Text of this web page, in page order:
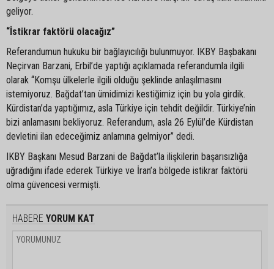
geliyor.
“İstikrar faktörü olacağız”
Referandumun hukuku bir bağlayıcılığı bulunmuyor. IKBY Başbakanı
Neçirvan Barzani, Erbil’de yaptığı açıklamada referandumla ilgili
olarak “Komşu ülkelerle ilgili olduğu şeklinde anlaşılmasını
istemiyoruz. Bağdat’tan ümidimizi kestiğimiz için bu yola girdik.
Kürdistan’da yaptığımız, asla Türkiye için tehdit değildir. Türkiye’nin
bizi anlamasını bekliyoruz. Referandum, asla 26 Eylül’de Kürdistan
devletini ilan edeceğimiz anlamına gelmiyor” dedi.
IKBY Başkanı Mesud Barzani de Bağdat’la ilişkilerin başarısızlığa
uğradığını ifade ederek Türkiye ve İran’a bölgede istikrar faktörü
olma güvencesi vermişti.
HABERE YORUM KAT